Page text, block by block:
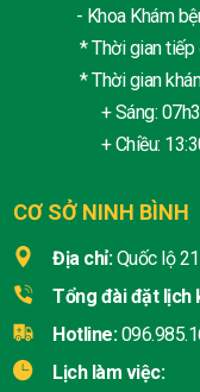
- Khoa Khám
* Thời gian
* Thời gian
+ Sáng:
+ Chiều:
CƠ SỞ NINH BÌNH
Địa chỉ: Quốc lộ
Tổng đài đặt lịch
Hotline:
Lịch làm việc: